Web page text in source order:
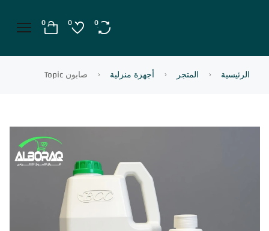
0
0
0
الرئيسية المتجر أجهزة منزلية صابون Topic